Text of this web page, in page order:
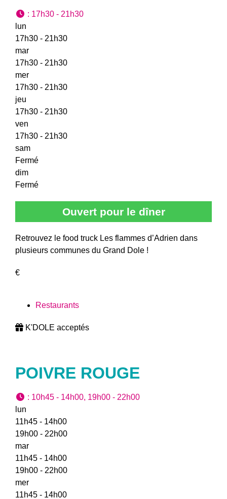
: 17h30 - 21h30
lun
17h30 - 21h30
mar
17h30 - 21h30
mer
17h30 - 21h30
jeu
17h30 - 21h30
ven
17h30 - 21h30
sam
Fermé
dim
Fermé
Ouvert pour le dîner
Retrouvez le food truck Les flammes d’Adrien dans
plusieurs communes du Grand Dole !
€
Restaurants
K'DOLE acceptés
POIVRE ROUGE
: 10h45 - 14h00, 19h00 - 22h00
lun
11h45 - 14h00
19h00 - 22h00
mar
11h45 - 14h00
19h00 - 22h00
mer
11h45 - 14h00